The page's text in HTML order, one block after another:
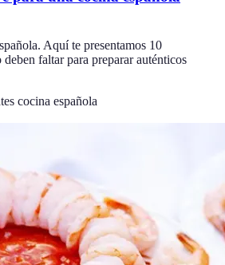
Aquí te presentamos 10
faltar para preparar auténticos
cocina española